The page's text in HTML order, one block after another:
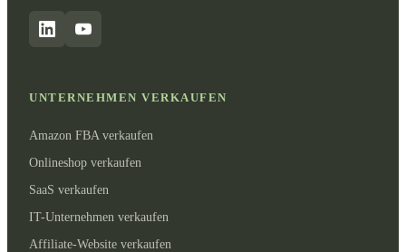
UNTERNEHMEN VERKAUFEN
Amazon FBA verkaufen
Onlineshop verkaufen
SaaS verkaufen
IT-Unternehmen verkaufen
Affiliate-Website verkaufen